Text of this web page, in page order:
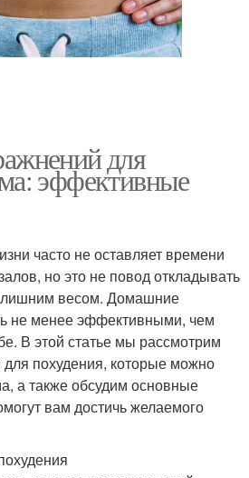
для
эффективные
часто не оставляет времени
но это не повод откладывать
весом. Домашние
не менее эффективными, чем
В этой статье мы рассмотрим
похудения, которые можно
а также обсудим основные
вам достичь желаемого